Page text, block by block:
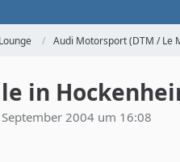
Audi Motorsport (DTM / Le
in
2004 um 16:08